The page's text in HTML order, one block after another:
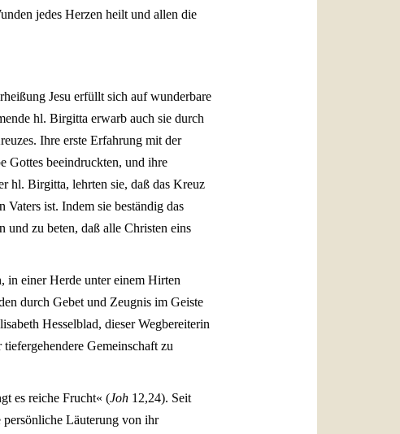
jedes Herzen heilt und allen die
Jesu erfüllt sich auf wunderbare
hl. Birgitta erwarb auch sie durch
Ihre erste Erfahrung mit der
Gottes beeindruckten, und ihre
hl. Birgitta, lehrten sie, daß das Kreuz
ist. Indem sie beständig das
und zu beten, daß alle Christen eins
in einer Herde unter einem Hirten
durch Gebet und Zeugnis im Geiste
Hesselblad, dieser Wegbereiterin
Gemeinschaft zu
es reiche Frucht« (Joh 12,24). Seit
Läuterung von ihr